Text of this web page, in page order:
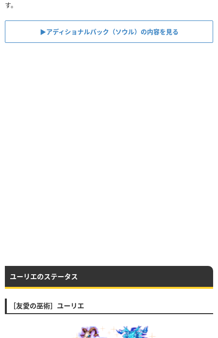
す。
▶︎アディショナルパック（ソウル）の内容を見る
ユーリエのステータス
［友愛の巫術］ユーリエ